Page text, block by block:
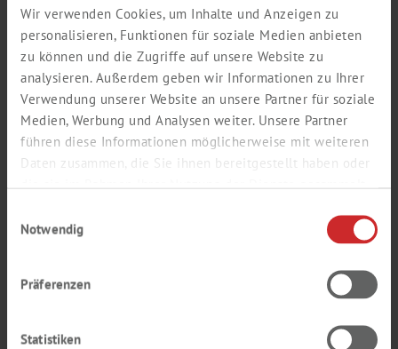
Wir verwenden Cookies, um Inhalte und Anzeigen zu
personalisieren, Funktionen für soziale Medien anbieten
zu können und die Zugriffe auf unsere Website zu
analysieren. Außerdem geben wir Informationen zu Ihrer
Verwendung unserer Website an unsere Partner für soziale
Medien, Werbung und Analysen weiter. Unsere Partner
führen diese Informationen möglicherweise mit weiteren
Daten zusammen, die Sie ihnen bereitgestellt haben oder
Notwendig
Präferenzen
Statistiken
Gentag e-mail *
Adgangskode *